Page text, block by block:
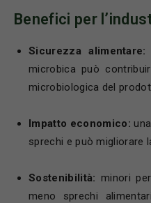
Benefici per
Sicurezza alimentare:
microbica può
microbiologica del
Impatto economico:
sprechi e può migliorare
Sostenibilità: minori
meno sprechi